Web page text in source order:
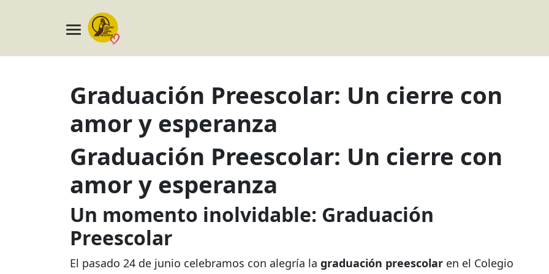
Graduación Preescolar: Un cierre con
amor y esperanza
Graduación Preescolar: Un cierre con
amor y esperanza
Un momento inolvidable: Graduación
Preescolar
El pasado 24 de junio celebramos con alegría la graduación preescolar en el Colegio